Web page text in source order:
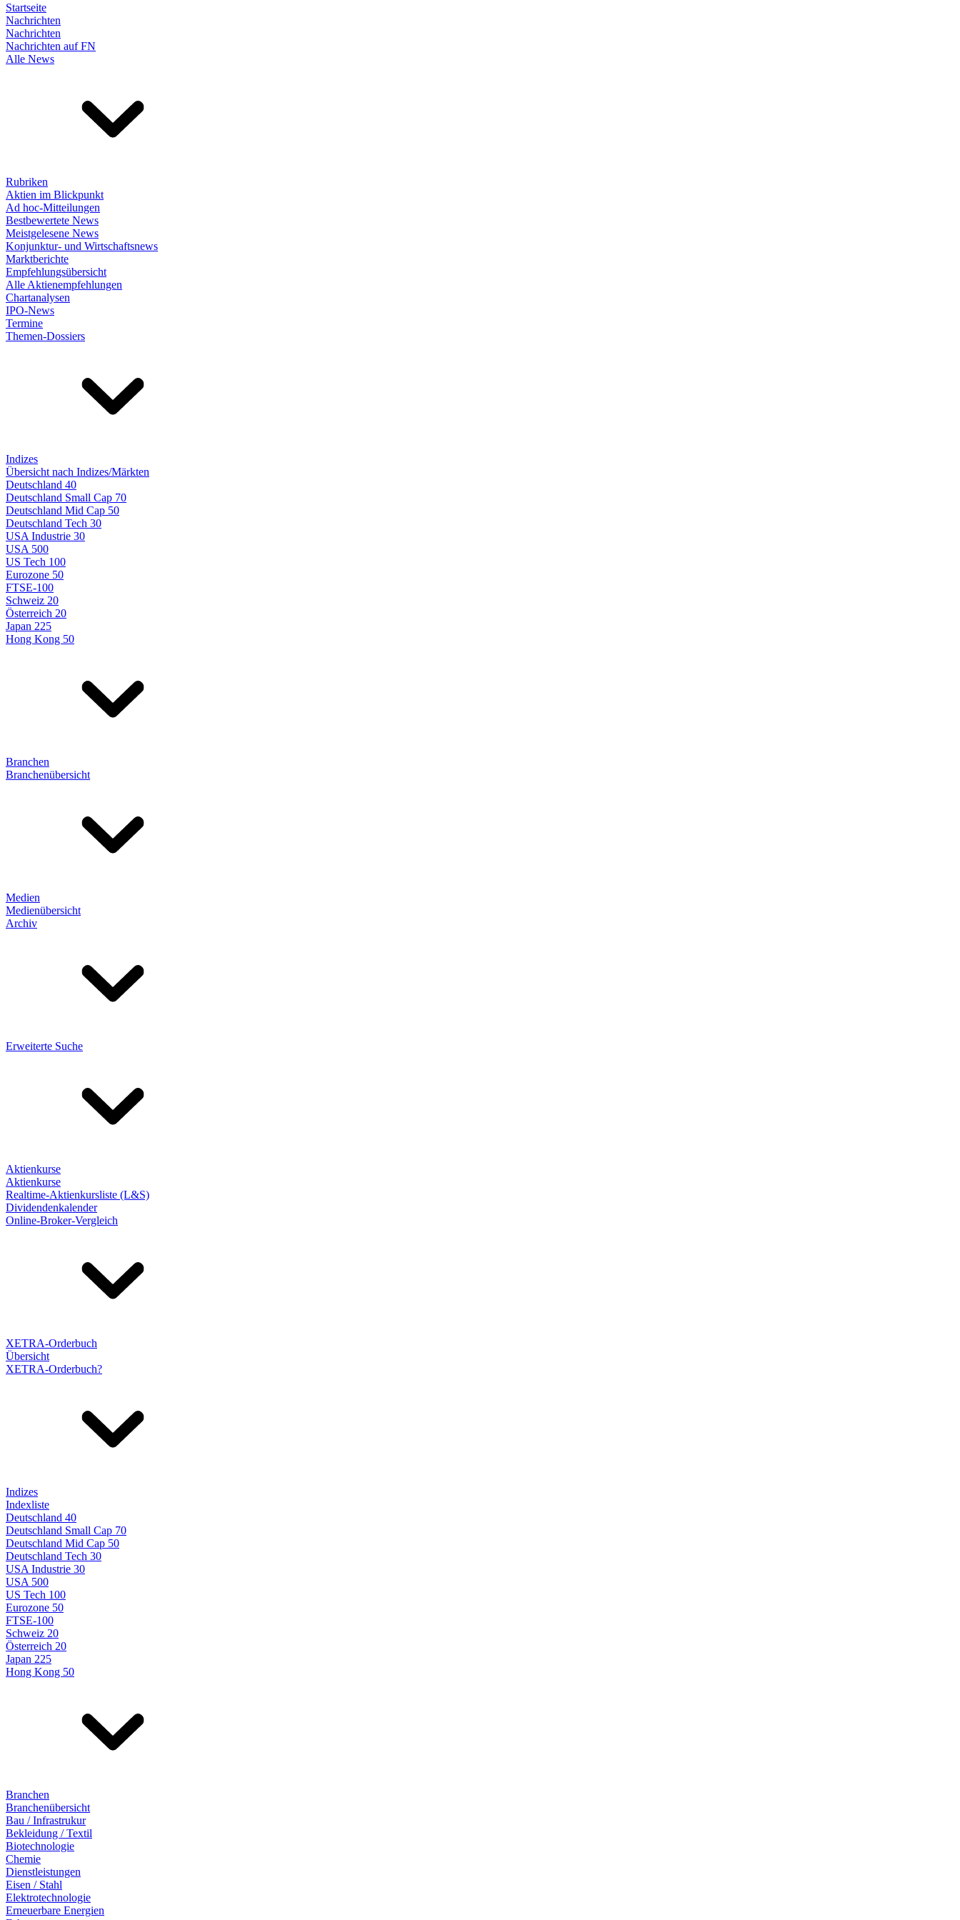
Startseite
Nachrichten
Nachrichten
Nachrichten auf FN
Alle News
Rubriken
Aktien im Blickpunkt
Ad hoc-Mitteilungen
Bestbewertete News
Meistgelesene News
Konjunktur- und Wirtschaftsnews
Marktberichte
Empfehlungsübersicht
Alle Aktienempfehlungen
Chartanalysen
IPO-News
Termine
Themen-Dossiers
Indizes
Übersicht nach Indizes/Märkten
Deutschland 40
Deutschland Small Cap 70
Deutschland Mid Cap 50
Deutschland Tech 30
USA Industrie 30
USA 500
US Tech 100
Eurozone 50
FTSE-100
Schweiz 20
Österreich 20
Japan 225
Hong Kong 50
Branchen
Branchenübersicht
Medien
Medienübersicht
Archiv
Erweiterte Suche
Aktienkurse
Aktienkurse
Realtime-Aktienkursliste (L&S)
Dividendenkalender
Online-Broker-Vergleich
XETRA-Orderbuch
Übersicht
XETRA-Orderbuch?
Indizes
Indexliste
Deutschland 40
Deutschland Small Cap 70
Deutschland Mid Cap 50
Deutschland Tech 30
USA Industrie 30
USA 500
US Tech 100
Eurozone 50
FTSE-100
Schweiz 20
Österreich 20
Japan 225
Hong Kong 50
Branchen
Branchenübersicht
Bau / Infrastrukur
Bekleidung / Textil
Biotechnologie
Chemie
Dienstleistungen
Eisen / Stahl
Elektrotechnologie
Erneuerbare Energien